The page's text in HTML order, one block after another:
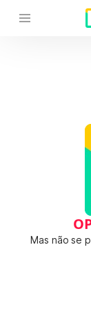
Mas não se